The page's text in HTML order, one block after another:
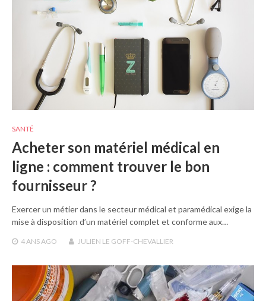
SANTÉ
Acheter son matériel médical en
ligne : comment trouver le bon
fournisseur ?
Exercer un métier dans le secteur médical et paramédical exige la
mise à disposition d’un matériel complet et conforme aux…
4 ANS AGO JULIEN LE GOFF-CHEVALLIER